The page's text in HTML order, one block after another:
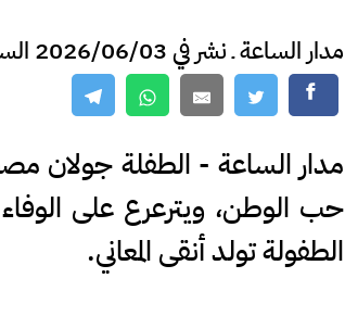
مدار الساعة ـ نشر في 2026/06/03 الساعة 11:16
مدار الساعة - الطفلة جولان
حب الوطن، ويترعرع على الوفاء
الطفولة تولد أنقى المعاني.